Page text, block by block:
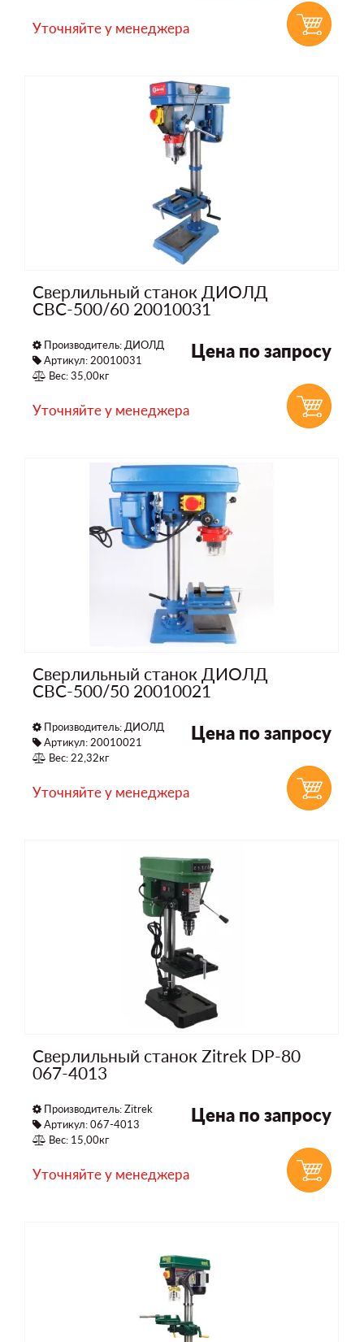
Уточняйте у менеджера
Сверлильный станок ДИОЛД
СВС-500/60 20010031
Производитель: ДИОЛД
Артикул: 20010031
Вес: 35,00кг
Цена по запросу
Уточняйте у менеджера
Сверлильный станок ДИОЛД
СВС-500/50 20010021
Производитель: ДИОЛД
Артикул: 20010021
Вес: 22,32кг
Цена по запросу
Уточняйте у менеджера
Сверлильный станок Zitrek DP-80
067-4013
Производитель:Zitrek
Артикул: 067-4013
Вес: 15,00кг
Цена по запросу
Уточняйте у менеджера